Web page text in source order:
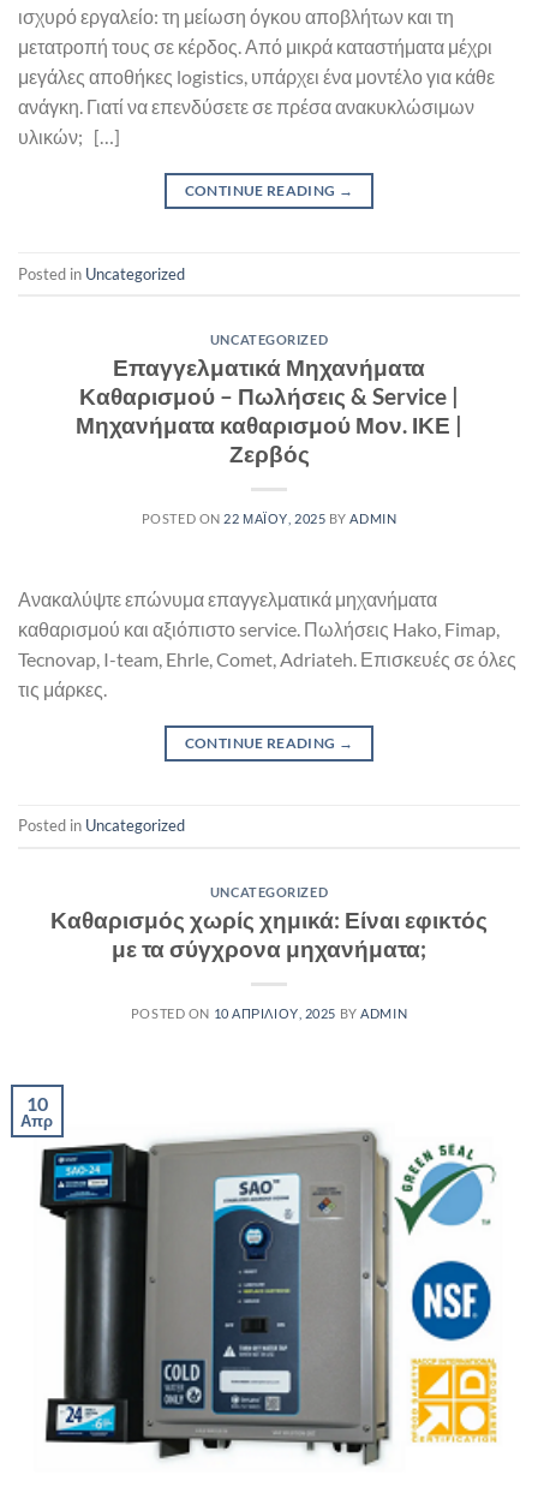
ισχυρό εργαλείο: τη μείωση όγκου αποβλήτων και τη
μετατροπή τους σε κέρδος. Από μικρά καταστήματα μέχρι
μεγάλες αποθήκες logistics, υπάρχει ένα μοντέλο για κάθε
ανάγκη. Γιατί να επενδύσετε σε πρέσα ανακυκλώσιμων
υλικών; […]
CONTINUE READING →
Posted in Uncategorized
UNCATEGORIZED
Επαγγελματικά Μηχανήματα
Καθαρισμού – Πωλήσεις & Service |
Μηχανήματα καθαρισμού Μον. ΙΚΕ |
Ζερβός
POSTED ON 22 ΜΑΪ́ΟΥ, 2025 BYADMIN
Ανακαλύψτε επώνυμα επαγγελματικά μηχανήματα
καθαρισμού και αξιόπιστο service. Πωλήσεις Hako, Fimap,
Tecnovap, I-team, Ehrle, Comet, Adriateh. Επισκευές σε όλες
τις μάρκες.
CONTINUE READING →
Posted in Uncategorized
UNCATEGORIZED
Καθαρισμός χωρίς χημικά: Είναι εφικτός
με τα σύγχρονα μηχανήματα;
POSTED ON 10 ΑΠΡΙΛΊΟΥ, 2025 BYADMIN
10
Απρ